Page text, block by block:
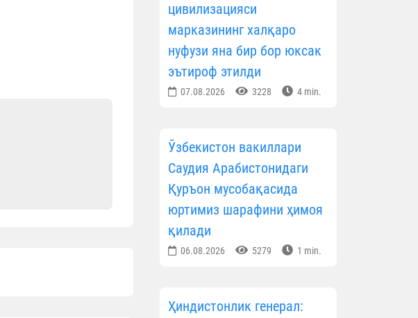
цивилизацияси
марказининг халқаро
нуфузи яна бир бор юксак
эътироф этилди
07.08.2026 3228 4 min.
Ўзбекистон вакиллари
Саудия Арабистонидаги
Қуръон мусобақасида
юртимиз шарафини ҳимоя
қилади
06.08.2026 5279 1 min.
Ҳиндистонлик генерал: